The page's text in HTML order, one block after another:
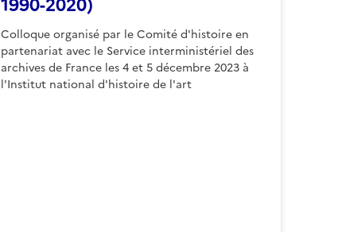
1990-2020)
Colloque organisé par le Comité d'histoire en
partenariat avec le Service interministériel des
archives de France les 4 et 5 décembre 2023 à
l'Institut national d'histoire de l'art